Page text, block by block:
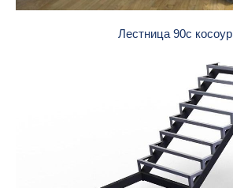
Лестница 90с косоур